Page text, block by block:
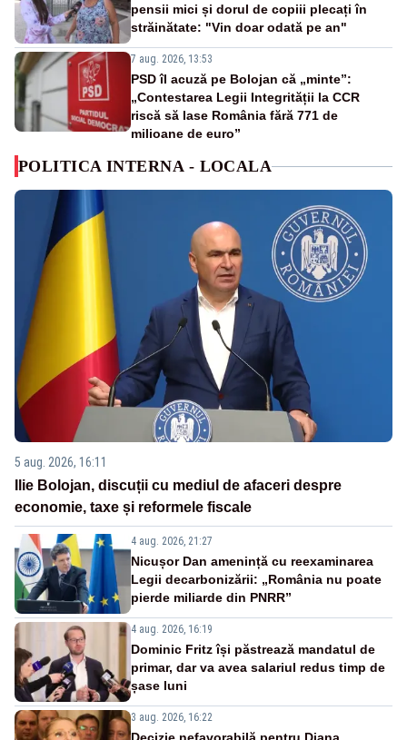
pensii mici și dorul de copiii plecați în
străinătate: "Vin doar odată pe an"
7 aug. 2026, 13:53
PSD îl acuză pe Bolojan că „minte”:
„Contestarea Legii Integrității la CCR
riscă să lase România fără 771 de
milioane de euro”
POLITICA INTERNA - LOCALA
5 aug. 2026, 16:11
Ilie Bolojan, discuții cu mediul de afaceri despre
economie, taxe și reformele fiscale
4 aug. 2026, 21:27
Nicușor Dan amenință cu reexaminarea
Legii decarbonizării: „România nu poate
pierde miliarde din PNRR”
4 aug. 2026, 16:19
Dominic Fritz își păstrează mandatul de
primar, dar va avea salariul redus timp de
șase luni
3 aug. 2026, 16:22
Decizie nefavorabilă pentru Diana